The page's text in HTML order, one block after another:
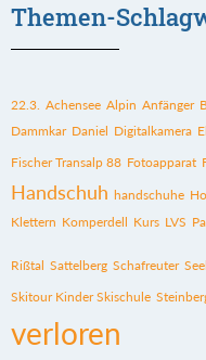
Themen-
22.3. Achensee Alpin Anfänger
Dammkar Daniel Digitalkamera
Fischer Transalp 88 Fotoapparat
Handschuh handschuhe
Klettern Komperdell Kurs LVS
Rißtal Sattelberg Schafreuter
Skitour Kinder Skischule
verloren